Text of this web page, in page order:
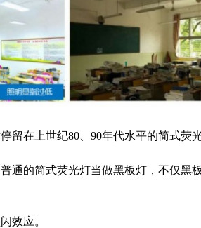
留在上世纪80、90年代水平的简式荧光
通的简式荧光灯当做黑板灯，不仅黑
效应。